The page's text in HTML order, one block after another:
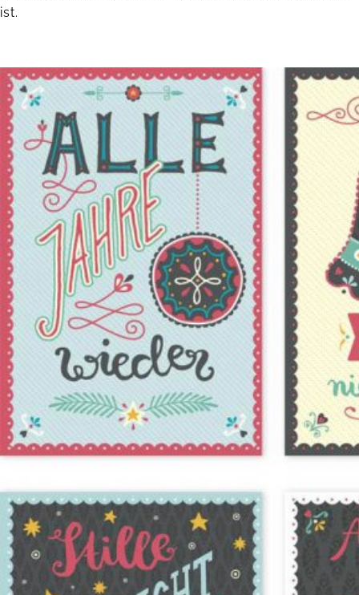
ist.